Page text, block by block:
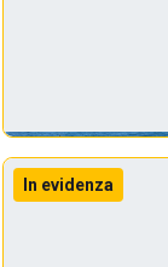
In evidenza